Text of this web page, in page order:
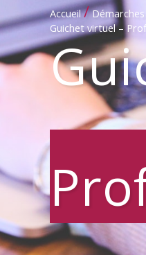
Accueil /
Guichet virtuel –